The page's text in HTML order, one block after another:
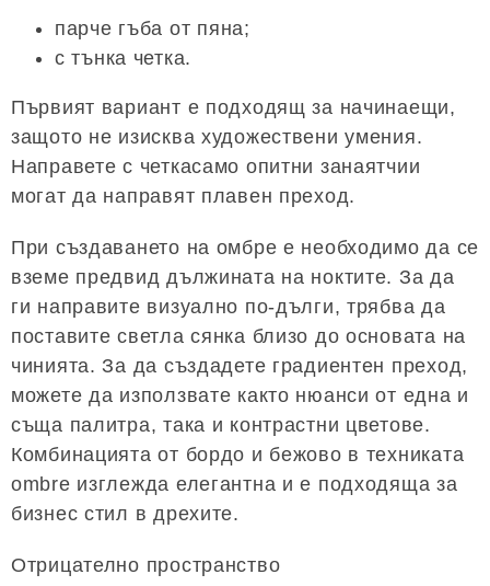
парче гъба от пяна;
с тънка четка.
Първият вариант е подходящ за начинаещи,
защото не изисква художествени умения.
Направете с четкасамо опитни занаятчии
могат да направят плавен преход.
При създаването на омбре е необходимо да се
вземе предвид дължината на ноктите. За да
ги направите визуално по-дълги, трябва да
поставите светла сянка близо до основата на
чинията. За да създадете градиентен преход,
можете да използвате както нюанси от една и
съща палитра, така и контрастни цветове.
Комбинацията от бордо и бежово в техниката
ombre изглежда елегантна и е подходяща за
бизнес стил в дрехите.
Отрицателно пространство